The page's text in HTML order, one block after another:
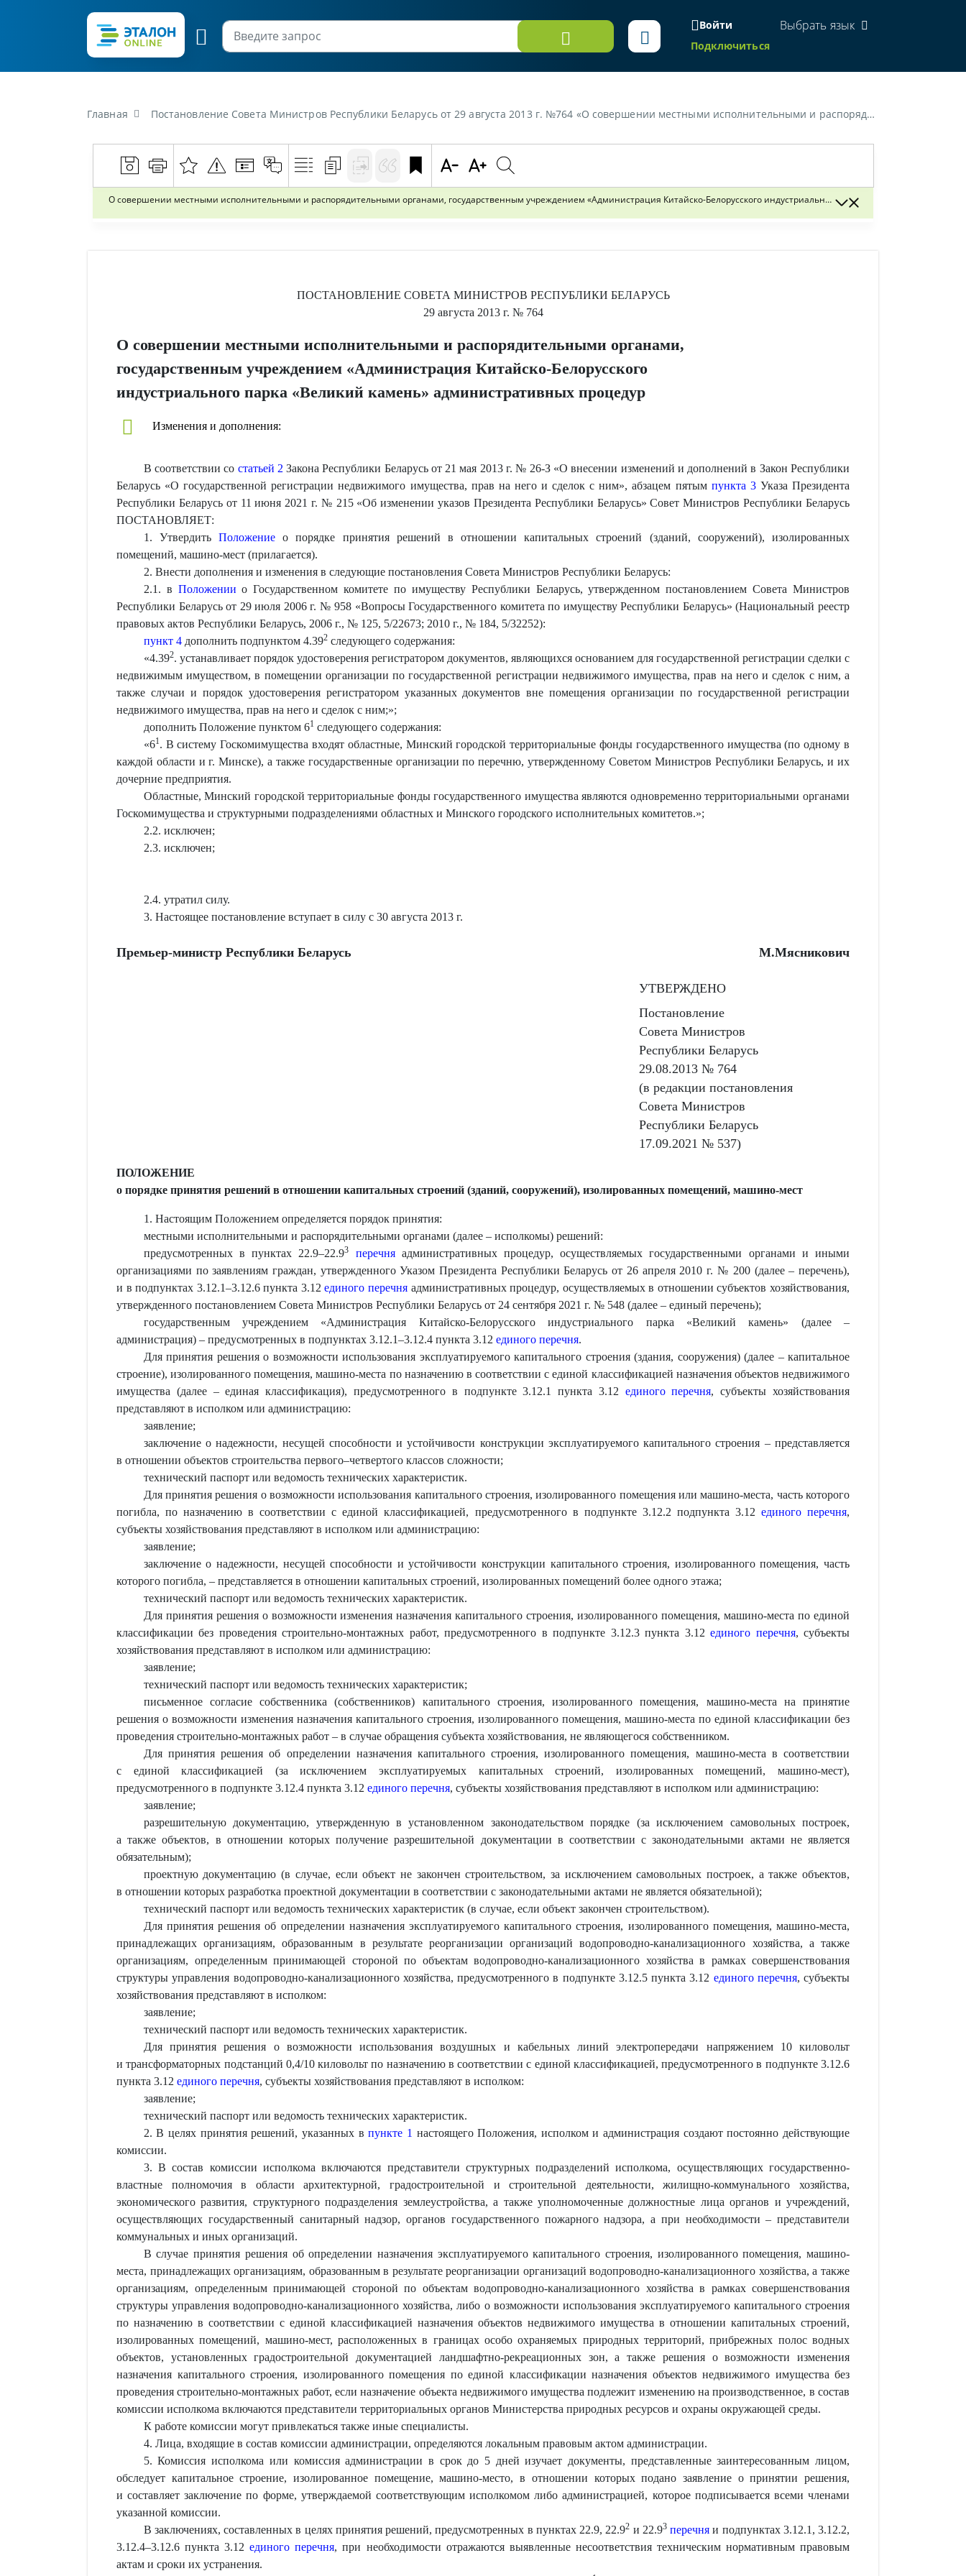
Войти
Подключиться
Выбрать язык
Главная Постановление Совета Министров Республики Беларусь от 29 августа 2013 г. №764 «О совершении местными исполнительными и распорядительными органами, государственным учреждением "Администрация Китайско-Белорусского индустриального парка "Великий камень" административных процедур»
О совершении местными исполнительными и распорядительными органами, государственным учреждением «Администрация Китайско-Белорусского индустриального парка «Великий камень»
ПОСТАНОВЛЕНИЕ СОВЕТА МИНИСТРОВ РЕСПУБЛИКИ БЕЛАРУСЬ
29 августа 2013 г. № 764
О совершении местными исполнительными и распорядительными органами,
государственным учреждением «Администрация Китайско-Белорусского
индустриального парка «Великий камень» административных процедур
Изменения и дополнения:
В соответствии со статьей 2 Закона Республики Беларусь от 21 мая 2013 г. № 26-З «О внесении изменений и дополнений в Закон Республики
Беларусь «О государственной регистрации недвижимого имущества, прав на него и сделок с ним», абзацем пятым пункта 3Указа Президента
Республики Беларусь от 11 июня 2021 г. № 215 «Об изменении указов Президента Республики Беларусь» Совет Министров Республики Беларусь
ПОСТАНОВЛЯЕТ:
1. УтвердитьПоложение о порядке принятия решений в отношении капитальных строений (зданий, сооружений), изолированных
помещений, машино-мест (прилагается).
2. Внести дополнения и изменения в следующие постановления Совета Министров Республики Беларусь:
2.1. в Положении о Государственном комитете по имуществу Республики Беларусь, утвержденном постановлением Совета Министров
Республики Беларусь от 29 июля 2006 г. № 958 «Вопросы Государственного комитета по имуществу Республики Беларусь» (Национальный реестр
правовых актов Республики Беларусь, 2006 г., № 125, 5/22673; 2010 г., № 184, 5/32252):
пункт 4дополнить подпунктом 4.392следующего содержания:
«4.392. устанавливает порядок удостоверения регистратором документов, являющихся основанием для государственной регистрации сделки с
недвижимым имуществом, в помещении организации по государственной регистрации недвижимого имущества, прав на него и сделок с ним, а
также случаи и порядок удостоверения регистратором указанных документов вне помещения организации по государственной регистрации
недвижимого имущества, прав на него и сделок с ним;»;
дополнить Положение пунктом 61 следующего содержания:
«61. В систему Госкомимущества входят областные, Минский городской территориальные фонды государственного имущества (по одному в
каждой области и г. Минске), а также государственные организации по перечню, утвержденному Советом Министров Республики Беларусь, и их
дочерние предприятия.
Областные, Минский городской территориальные фонды государственного имущества являются одновременно территориальными органами
Госкомимущества и структурными подразделениями областных и Минского городского исполнительных комитетов.»;
2.2. исключен;
2.3. исключен;
2.4. утратил силу.
3. Настоящее постановление вступает в силу с 30 августа 2013 г.
Премьер-министр Республики Беларусь М.Мясникович
УТВЕРЖДЕНО
Постановление
Совета Министров
Республики Беларусь
29.08.2013 № 764
(в редакции постановления
Совета Министров
Республики Беларусь
17.09.2021 № 537)
ПОЛОЖЕНИЕ
о порядке принятия решений в отношении капитальных строений (зданий, сооружений), изолированных помещений, машино-мест
1. Настоящим Положением определяется порядок принятия:
местными исполнительными и распорядительными органами (далее – исполкомы) решений:
предусмотренных в пунктах 22.9–22.93 перечняадминистративных процедур, осуществляемых государственными органами и иными
организациями по заявлениям граждан, утвержденного Указом Президента Республики Беларусь от 26 апреля 2010 г. № 200 (далее – перечень),
и в подпунктах 3.12.1–3.12.6 пункта 3.12единого перечня административных процедур, осуществляемых в отношении субъектов хозяйствования,
утвержденного постановлением Совета Министров Республики Беларусь от 24 сентября 2021 г. № 548 (далее – единый перечень);
государственным учреждением «Администрация Китайско-Белорусского индустриального парка «Великий камень» (далее –
администрация) – предусмотренных в подпунктах 3.12.1–3.12.4 пункта 3.12 единого перечня.
Для принятия решения о возможности использования эксплуатируемого капитального строения (здания, сооружения) (далее – капитальное
строение), изолированного помещения, машино-места по назначению в соответствии с единой классификацией назначения объектов недвижимого
имущества (далее – единая классификация), предусмотренного в подпункте 3.12.1 пункта 3.12 единого перечня, субъекты хозяйствования
представляют в исполком или администрацию:
заявление;
заключение о надежности, несущей способности и устойчивости конструкции эксплуатируемого капитального строения – представляется
в отношении объектов строительства первого–четвертого классов сложности;
технический паспорт или ведомость технических характеристик.
Для принятия решения о возможности использования капитального строения, изолированного помещения или машино-места, часть которого
погибла, по назначению в соответствии с единой классификацией, предусмотренного в подпункте 3.12.2 подпункта 3.12 единого перечня,
субъекты хозяйствования представляют в исполком или администрацию:
заявление;
заключение о надежности, несущей способности и устойчивости конструкции капитального строения, изолированного помещения, часть
которого погибла, – представляется в отношении капитальных строений, изолированных помещений более одного этажа;
технический паспорт или ведомость технических характеристик.
Для принятия решения о возможности изменения назначения капитального строения, изолированного помещения, машино-места по единой
классификации без проведения строительно-монтажных работ, предусмотренного в подпункте 3.12.3 пункта 3.12единого перечня, субъекты
хозяйствования представляют в исполком или администрацию:
заявление;
технический паспорт или ведомость технических характеристик;
письменное согласие собственника (собственников) капитального строения, изолированного помещения, машино-места на принятие
решения о возможности изменения назначения капитального строения, изолированного помещения, машино-места по единой классификации без
проведения строительно-монтажных работ – в случае обращения субъекта хозяйствования, не являющегося собственником.
Для принятия решения об определении назначения капитального строения, изолированного помещения, машино-места в соответствии
с единой классификацией (за исключением эксплуатируемых капитальных строений, изолированных помещений, машино-мест),
предусмотренного в подпункте 3.12.4 пункта 3.12 единого перечня, субъекты хозяйствования представляют в исполком или администрацию:
заявление;
разрешительную документацию, утвержденную в установленном законодательством порядке (за исключением самовольных построек,
а также объектов, в отношении которых получение разрешительной документации в соответствии с законодательными актами не является
обязательным);
проектную документацию (в случае, если объект не закончен строительством, за исключением самовольных построек, а также объектов,
в отношении которых разработка проектной документации в соответствии с законодательными актами не является обязательной);
технический паспорт или ведомость технических характеристик (в случае, если объект закончен строительством).
Для принятия решения об определении назначения эксплуатируемого капитального строения, изолированного помещения, машино-места,
принадлежащих организациям, образованным в результате реорганизации организаций водопроводно-канализационного хозяйства, а также
организациям, определенным принимающей стороной по объектам водопроводно-канализационного хозяйства в рамках совершенствования
структуры управления водопроводно-канализационного хозяйства, предусмотренного в подпункте 3.12.5 пункта 3.12 единого перечня, субъекты
хозяйствования представляют в исполком:
заявление;
технический паспорт или ведомость технических характеристик.
Для принятия решения о возможности использования воздушных и кабельных линий электропередачи напряжением 10 киловольт
и трансформаторных подстанций 0,4/10 киловольт по назначению в соответствии с единой классификацией, предусмотренного в подпункте 3.12.6
пункта 3.12 единого перечня, субъекты хозяйствования представляют в исполком:
заявление;
технический паспорт или ведомость технических характеристик.
2. В целях принятия решений, указанных впункте 1 настоящего Положения, исполком и администрация создают постоянно действующие
комиссии.
3. В состав комиссии исполкома включаются представители структурных подразделений исполкома, осуществляющих государственно-
властные полномочия в области архитектурной, градостроительной и строительной деятельности, жилищно-коммунального хозяйства,
экономического развития, структурного подразделения землеустройства, а также уполномоченные должностные лица органов и учреждений,
осуществляющих государственный санитарный надзор, органов государственного пожарного надзора, а при необходимости – представители
коммунальных и иных организаций.
В случае принятия решения об определении назначения эксплуатируемого капитального строения, изолированного помещения, машино-
места, принадлежащих организациям, образованным в результате реорганизации организаций водопроводно-канализационного хозяйства, а также
организациям, определенным принимающей стороной по объектам водопроводно-канализационного хозяйства в рамках совершенствования
структуры управления водопроводно-канализационного хозяйства, либо о возможности использования эксплуатируемого капитального строения
по назначению в соответствии с единой классификацией назначения объектов недвижимого имущества в отношении капитальных строений,
изолированных помещений, машино-мест, расположенных в границах особо охраняемых природных территорий, прибрежных полос водных
объектов, установленных градостроительной документацией ландшафтно-рекреационных зон, а также решения о возможности изменения
назначения капитального строения, изолированного помещения по единой классификации назначения объектов недвижимого имущества без
проведения строительно-монтажных работ, если назначение объекта недвижимого имущества подлежит изменению на производственное, в состав
комиссии исполкома включаются представители территориальных органов Министерства природных ресурсов и охраны окружающей среды.
К работе комиссии могут привлекаться также иные специалисты.
4. Лица, входящие в состав комиссии администрации, определяются локальным правовым актом администрации.
5. Комиссия исполкома или комиссия администрации в срок до 5 дней изучает документы, представленные заинтересованным лицом,
обследует капитальное строение, изолированное помещение, машино-место, в отношении которых подано заявление о принятии решения,
и составляет заключение по форме, утверждаемой соответствующим исполкомом либо администрацией, которое подписывается всеми членами
указанной комиссии.
В заключениях, составленных в целях принятия решений, предусмотренных в пунктах 22.9, 22.92 и 22.93 перечня и подпунктах 3.12.1, 3.12.2,
3.12.4–3.12.6 пункта 3.12единого перечня, при необходимости отражаются выявленные несоответствия техническим нормативным правовым
актам и сроки их устранения.